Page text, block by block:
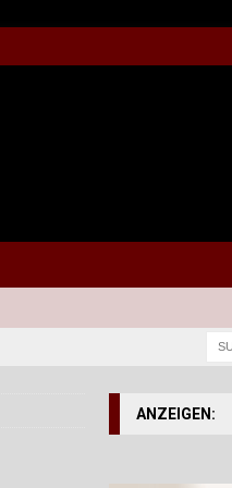
ANZEIGEN: